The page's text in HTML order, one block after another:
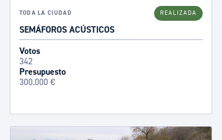
TODA LA CIUDAD REALIZADA
SEMÁFOROS ACÚSTICOS
Votos
342
Presupuesto
300.000 €